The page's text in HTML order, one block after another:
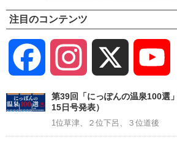
注目のコンテンツ
Facebook Instagram
第39回「にっぽんの温泉100選
15日号発表）
1位草津、２位下呂、３位道後